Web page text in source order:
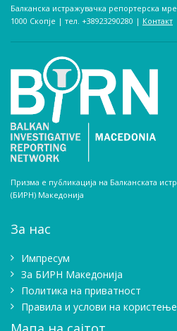
Балканска истражувачка репортерска
1000 Скопје | тел. +38923290280­ | Контакт
Призма е публикација на Балканската
(БИРН) Македонија
За нас
Импресум
Зa БИРН Македонија
Политика на приватност
Правила и услови на користење